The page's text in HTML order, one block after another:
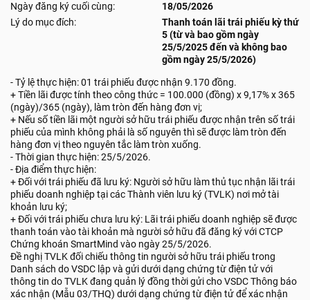
Ngày đăng ký cuối cùng:
18/05/2026
Lý do mục đích:
Thanh toán lãi trái phiếu kỳ thứ
5 (từ và bao gồm ngày
25/5/2025 đến và không bao
gồm ngày 25/5/2026)
- Tỷ lệ thực hiện: 01 trái phiếu được nhận 9.170 đồng.
+ Tiền lãi được tính theo công thức = 100.000 (đồng) x 9,17% x 365
(ngày)/365 (ngày), làm tròn đến hàng đơn vị;
+ Nếu số tiền lãi một người sở hữu trái phiếu được nhận trên số trái
phiếu của mình không phải là số nguyên thì sẽ được làm tròn đến
hàng đơn vị theo nguyên tắc làm tròn xuống.
- Thời gian thực hiện: 25/5/2026.
- Địa điểm thực hiện:
+ Đối với trái phiếu đã lưu ký: Người sở hữu làm thủ tục nhận lãi trái
phiếu doanh nghiệp tại các Thành viên lưu ký (TVLK) nơi mở tài
khoản lưu ký;
+ Đối với trái phiếu chưa lưu ký: Lãi trái phiếu doanh nghiệp sẽ được
thanh toán vào tài khoản mà người sở hữu đã đăng ký với CTCP
Chứng khoán SmartMind vào ngày 25/5/2026.
Đề nghị TVLK đối chiếu thông tin người sở hữu trái phiếu trong
Danh sách do VSDC lập và gửi dưới dạng chứng từ điện tử với
thông tin do TVLK đang quản lý đồng thời gửi cho VSDC Thông báo
xác nhận (Mẫu 03/THQ) dưới dạng chứng từ điện tử để xác nhận